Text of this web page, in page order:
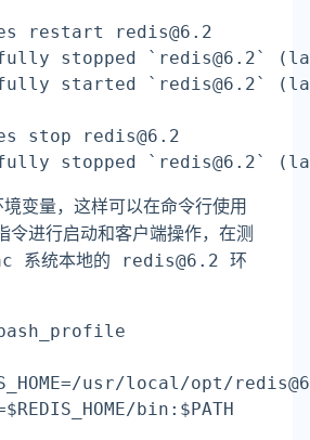
restart redis@6.2
stopped `redis@6.2`
started `redis@6.2`
stop redis@6.2
stopped `redis@6.2`
变量，这样可以在命令行使用
进行启动和客户端操作，在测
系统本地的 redis@6.2 环
usr/local/opt/
$REDIS_HOME/bin: $PATH